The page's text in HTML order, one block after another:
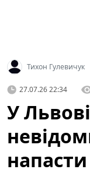
Тихон Гулевичук
27.07.26 22:34
У